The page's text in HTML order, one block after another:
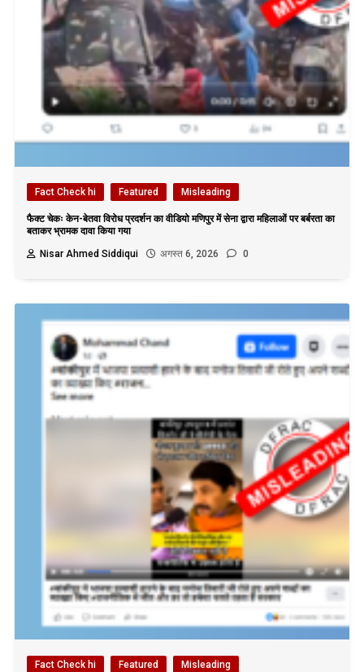
Fact Check hi Featured Misleading
फैक्ट चेकः केन-बेतवा विरोध प्रदर्शन का वीडियो मणिपुर में सेना द्वारा महिलाओं पर बर्बरता का
बताकर भ्रामक दावा किया गया
Nisar Ahmed Siddiqui
अगस्त 6, 2026 0
Fact Check hi Featured Misleading